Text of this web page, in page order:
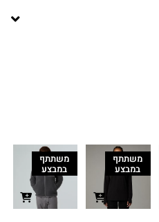
משתתף
במבצע
משתתף
במבצע